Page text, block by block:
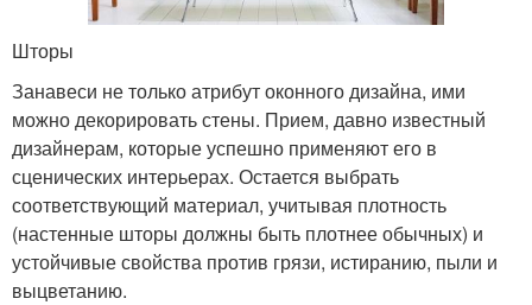
Шторы
Занавеси не только атрибут оконного дизайна, ими
можно декорировать стены. Прием, давно известный
дизайнерам, которые успешно применяют его в
сценических интерьерах. Остается выбрать
соответствующий материал, учитывая плотность
(настенные шторы должны быть плотнее обычных) и
устойчивые свойства против грязи, истиранию, пыли и
выцветанию.